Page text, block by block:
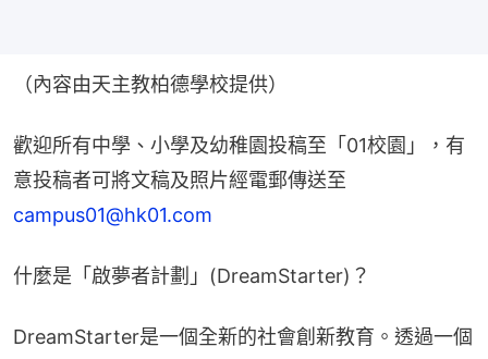
（內容由天主教柏德學校提供）
歡迎所有中學、小學及幼稚園投稿至「01校園」，有
意投稿者可將文稿及照片經電郵傳送至
campus01@hk01.com
什麼是「啟夢者計劃」(DreamStarter)？
DreamStarter是一個全新的社會創新教育。透過一個